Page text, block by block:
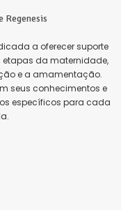
Regenesis
a oferecer suporte
etapas da maternidade,
e a amamentação.
seus conhecimentos e
específicos para cada